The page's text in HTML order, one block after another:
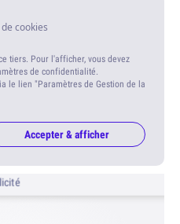
cookies
tiers. Pour l'afficher, vous devez
de confidentialité.
le lien "Paramètres de Gestion de la
Accepter & afficher